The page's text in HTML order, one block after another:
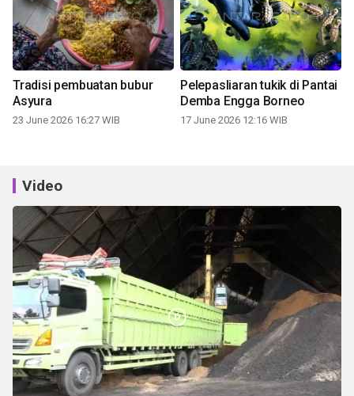
Tradisi pembuatan bubur
Asyura
23 June 2026 16:27 WIB
Pelepasliaran tukik di Pantai
Demba Engga Borneo
17 June 2026 12:16 WIB
Video